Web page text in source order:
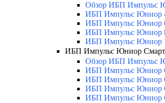
Обзор ИБП Импульс
ИБП Импульс Юниор
ИБП Импульс Юниор
ИБП Импульс Юниор
ИБП Импульс Юниор
ИБП Импульс Юниор Смарт
Обзор ИБП Импульс
ИБП Импульс Юниор
ИБП Импульс Юниор
ИБП Импульс Юниор
ИБП Импульс Юниор